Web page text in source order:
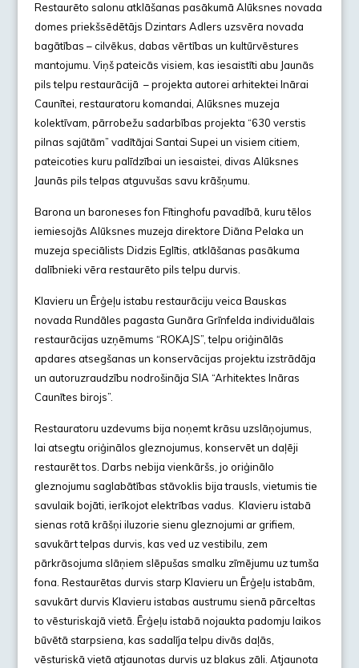
Restaurēto salonu atklāšanas pasākumā Alūksnes novada
domes priekšsēdētājs Dzintars Adlers uzsvēra novada
bagātības – cilvēkus, dabas vērtības un kultūrvēstures
mantojumu. Viņš pateicās visiem, kas iesaistīti abu Jaunās
pils telpu restaurācijā – projekta autorei arhitektei Inārai
Caunītei, restauratoru komandai, Alūksnes muzeja
kolektīvam, pārrobežu sadarbības projekta “630 verstis
pilnas sajūtām” vadītājai Santai Supei un visiem citiem,
pateicoties kuru palīdzībai un iesaistei, divas Alūksnes
Jaunās pils telpas atguvušas savu krāšņumu.
Barona un baroneses fon Fītinghofu pavadībā, kuru tēlos
iemiesojās Alūksnes muzeja direktore Diāna Pelaka un
muzeja speciālists Didzis Eglītis, atklāšanas pasākuma
dalībnieki vēra restaurēto pils telpu durvis.
Klavieru un Ērģeļu istabu restaurāciju veica Bauskas
novada Rundāles pagasta Gunāra Grīnfelda individuālais
restaurācijas uzņēmums “ROKAJS”, telpu oriģinālās
apdares atsegšanas un konservācijas projektu izstrādāja
un autoruzraudzību nodrošināja SIA “Arhitektes Ināras
Caunītes birojs”.
Restauratoru uzdevums bija noņemt krāsu uzslāņojumus,
lai atsegtu oriģinālos gleznojumus, konservēt un daļēji
restaurēt tos. Darbs nebija vienkāršs, jo oriģinālo
gleznojumu saglabātības stāvoklis bija trausls, vietumis tie
savulaik bojāti, ierīkojot elektrības vadus. Klavieru istabā
sienas rotā krāšņi iluzorie sienu gleznojumi ar grifiem,
savukārt telpas durvis, kas ved uz vestibilu, zem
pārkrāsojuma slāņiem slēpušas smalku zīmējumu uz tumša
fona. Restaurētas durvis starp Klavieru un Ērģeļu istabām,
savukārt durvis Klavieru istabas austrumu sienā pārceltas
to vēsturiskajā vietā. Ērģeļu istabā nojaukta padomju laikos
būvētā starpsiena, kas sadalīja telpu divās daļās,
vēsturiskā vietā atjaunotas durvis uz blakus zāli. Atjaunota